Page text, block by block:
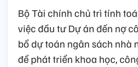
Bộ Tài chính chủ trì tính
việc đầu tư Dự án đến nợ
bổ dự toán ngân sách nhà
để phát triển khoa học,